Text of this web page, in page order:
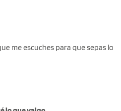
me escuches para que sepas lo